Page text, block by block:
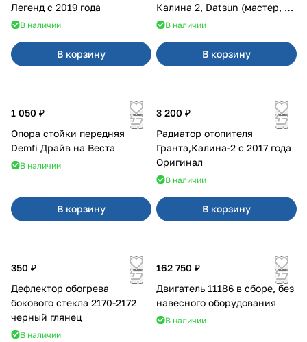
Легенд с 2019 года
В наличии
В корзину
Калина 2, Datsun (мастер, с
ЭлУР, с подшипником) 2шт
В наличии
В корзину
1 050 ₽
Опора стойки передняя
Demfi Драйв на Веста
В наличии
В корзину
3 200 ₽
Радиатор отопителя
Гранта,Калина-2 с 2017 года
Оригинал
В наличии
В корзину
350 ₽
Дефлектор обогрева
бокового стекла 2170-2172
черный глянец
В наличии
162 750 ₽
Двигатель 11186 в сборе, без
навесного оборудования
В наличии